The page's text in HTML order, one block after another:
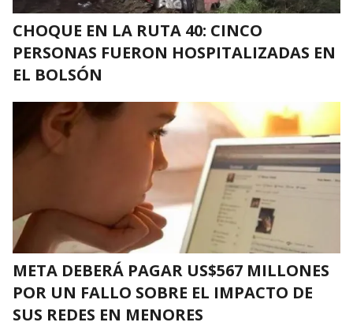
CHOQUE EN LA RUTA 40: CINCO
PERSONAS FUERON HOSPITALIZADAS EN
EL BOLSÓN
META DEBERÁ PAGAR US$567 MILLONES
POR UN FALLO SOBRE EL IMPACTO DE
SUS REDES EN MENORES